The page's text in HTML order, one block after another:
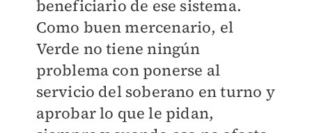
beneficiario de ese sistema.
Como buen mercenario, el
Verde no tiene ningún
problema con ponerse al
servicio del soberano en turno y
aprobar lo que le pidan,